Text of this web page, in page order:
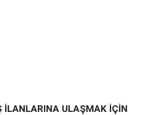
İLANLARINA ULAŞMAK İÇİN